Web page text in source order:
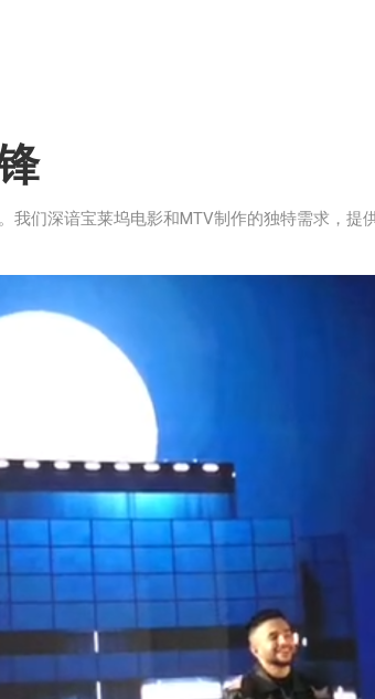
我们深谙宝莱坞电影和MTV制作的独特需求，